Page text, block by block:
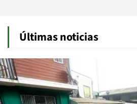
Últimas noticias